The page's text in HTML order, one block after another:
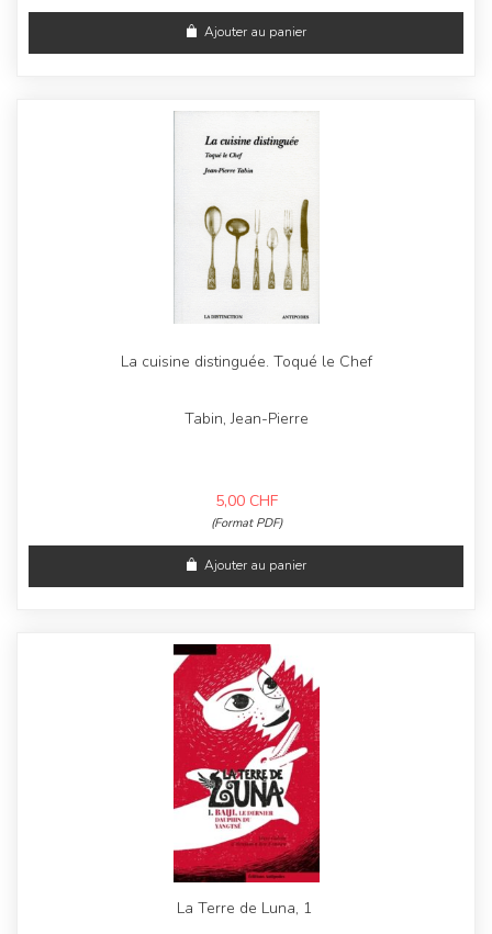
Ajouter au panier
La cuisine distinguée. Toqué le Chef
Tabin, Jean-Pierre
5,00 CHF
(Format PDF)
Ajouter au panier
La Terre de Luna, 1